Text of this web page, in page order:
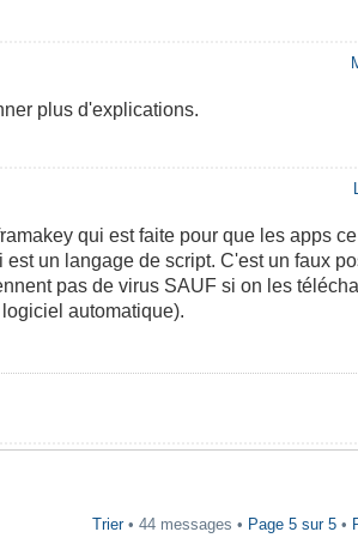
plus d'explications.
qui est faite pour que les apps
un langage de script. C'est un faux
pas de virus SAUF si on les
automatique).
Trier• 44 messages • Page 5 sur 5 •